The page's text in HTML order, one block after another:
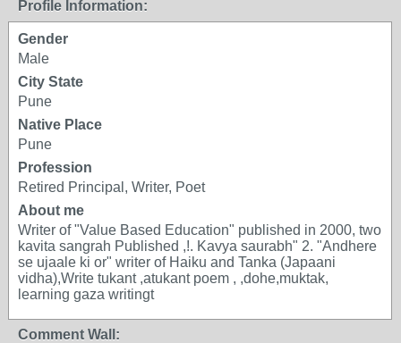
Profile Information:
Gender
Male
City State
Pune
Native Place
Pune
Profession
Retired Principal, Writer, Poet
About me
Writer of "Value Based Education" published in 2000, two
kavita sangrah Published ,!. Kavya saurabh" 2. "Andhere
se ujaale ki or" writer of Haiku and Tanka (Japaani
vidha),Write tukant ,atukant poem , ,dohe,muktak,
learning gaza writingt
Comment Wall: